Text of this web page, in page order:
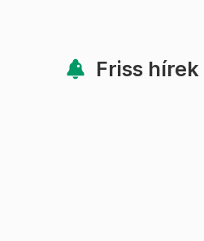
Friss hírek